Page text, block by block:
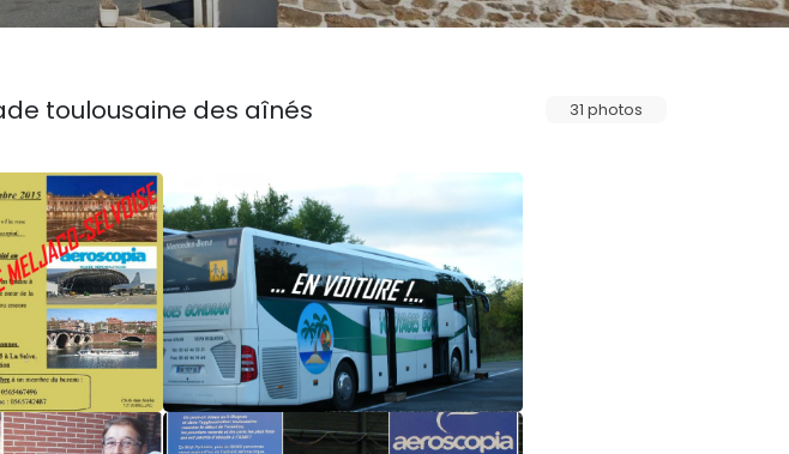
toulousaine des aînés 31 photos